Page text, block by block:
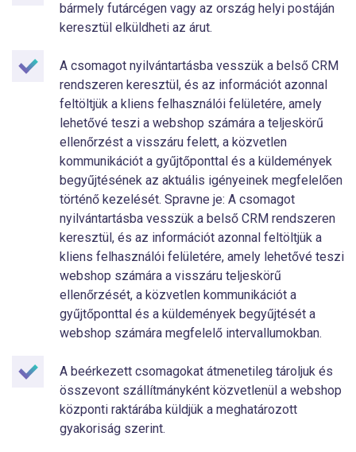
bármely futárcégen vagy az ország helyi postáján
keresztül elküldheti az árut.
A csomagot nyilvántartásba vesszük a belső CRM
rendszeren keresztül, és az információt azonnal
feltöltjük a kliens felhasználói felületére, amely
lehetővé teszi a webshop számára a teljeskörű
ellenőrzést a visszáru felett, a közvetlen
kommunikációt a gyűjtőponttal és a küldemények
begyűjtésének az aktuális igényeinek megfelelően
történő kezelését. Spravne je: A csomagot
nyilvántartásba vesszük a belső CRM rendszeren
keresztül, és az információt azonnal feltöltjük a
kliens felhasználói felületére, amely lehetővé teszi
webshop számára a visszáru teljeskörű
ellenőrzését, a közvetlen kommunikációt a
gyűjtőponttal és a küldemények begyűjtését a
webshop számára megfelelő intervallumokban.
A beérkezett csomagokat átmenetileg tároljuk és
összevont szállítmányként közvetlenül a webshop
központi raktárába küldjük a meghatározott
gyakoriság szerint.